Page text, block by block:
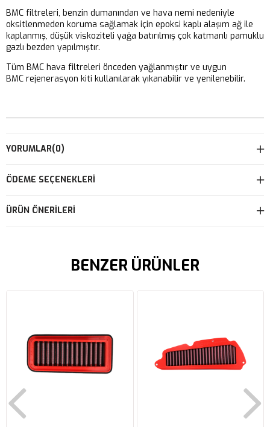
BMC filtreleri, benzin dumanından ve hava nemi nedeniyle
oksitlenmeden koruma sağlamak için epoksi kaplı alaşım ağ ile
kaplanmış, düşük viskoziteli yağa batırılmış çok katmanlı pamuklu
gazlı bezden yapılmıştır.
Tüm BMC hava filtreleri önceden yağlanmıştır ve uygun
BMC rejenerasyon kiti kullanılarak yıkanabilir ve yenilenebilir.
YORUMLAR(0)
ÖDEME SEÇENEKLERI
ÜRÜN ÖNERILERI
BENZER ÜRÜNLER